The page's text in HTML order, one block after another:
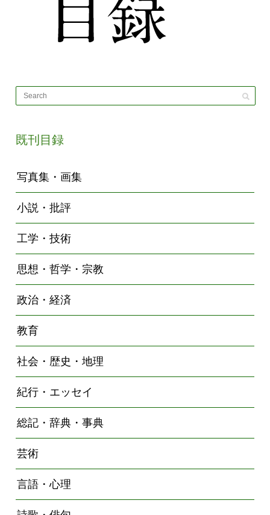
既刊目録
写真集・画集
小説・批評
工学・技術
思想・哲学・宗教
政治・経済
教育
社会・歴史・地理
紀行・エッセイ
総記・辞典・事典
芸術
言語・心理